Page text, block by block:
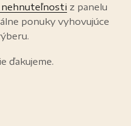
nehnuteľnosti z panelu
ponuky vyhovujúce
ďakujeme.